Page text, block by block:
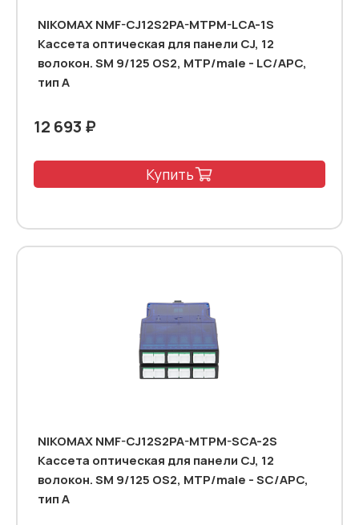
NIKOMAX NMF-CJ12S2PA-MTPM-LCA-1S
Кассета оптическая для панели CJ, 12
волокон. SM 9/125 OS2, MTP/male - LC/APC,
тип А
12 693 ₽
Купить
NIKOMAX NMF-CJ12S2PA-MTPM-SCA-2S
Кассета оптическая для панели CJ, 12
волокон. SM 9/125 OS2, MTP/male - SC/APC,
тип А